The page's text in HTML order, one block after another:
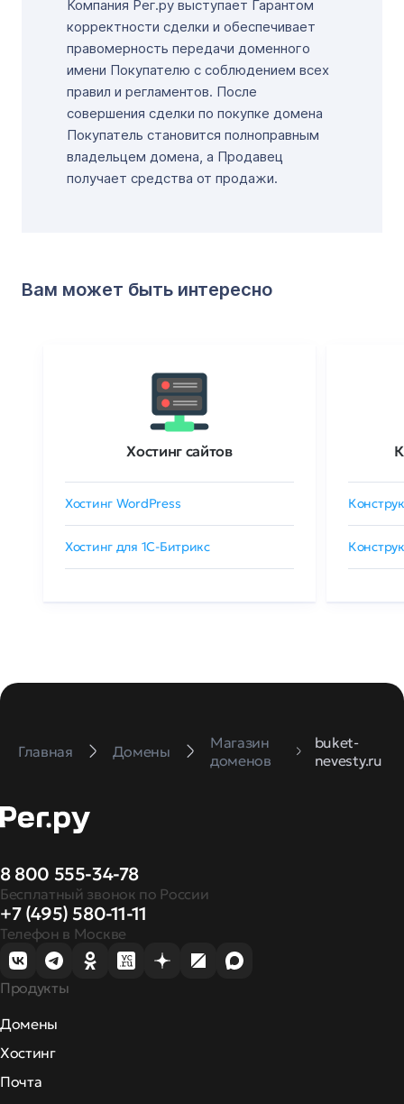
Компания Рег.ру выступает Гарантом
корректности сделки и обеспечивает
правомерность передачи доменного
имени Покупателю с соблюдением всех
правил и регламентов. После
совершения сделки по покупке домена
Покупатель становится полноправным
владельцем домена, а Продавец
получает средства от продажи.
Вам может быть интересно
Хостинг сайтов
Хостинг WordPress
Хостинг для 1C-Битрикс
Главная Домены
Магазин
доменов
buket-
nevesty.ru
8 800 555-34-78
Бесплатный звонок по России
+7 (495) 580-11-11
Телефон в Москве
Продукты
Домены
Хостинг
Почта